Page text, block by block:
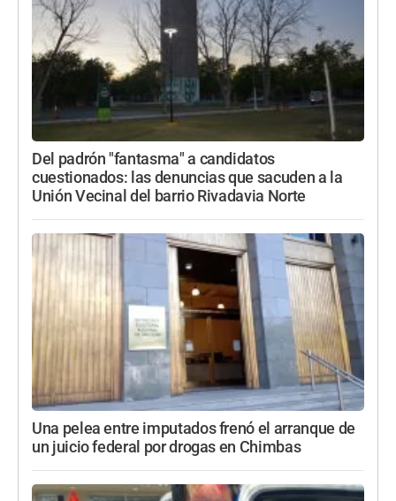
Del padrón "fantasma" a candidatos
cuestionados: las denuncias que sacuden a la
Unión Vecinal del barrio Rivadavia Norte
Una pelea entre imputados frenó el arranque de
un juicio federal por drogas en Chimbas